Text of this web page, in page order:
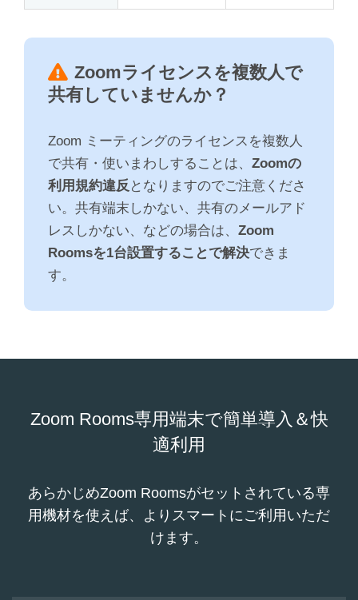
Zoomライセンスを複数人で
共有していませんか？
Zoom ミーティングのライセンスを複数人
で共有・使いまわしすることは、 Zoomの
利用規約違反 となりますのでご注意くださ
い。共有端末しかない、共有のメールアド
レスしかない、などの場合は、 Zoom
Roomsを1台設置することで解決できま
す。
Zoom Rooms専用端末で簡単導入＆快
適利用
あらかじめZoom Roomsがセットされている専
用機材を使えば、よりスマートにご利用いただ
けます。